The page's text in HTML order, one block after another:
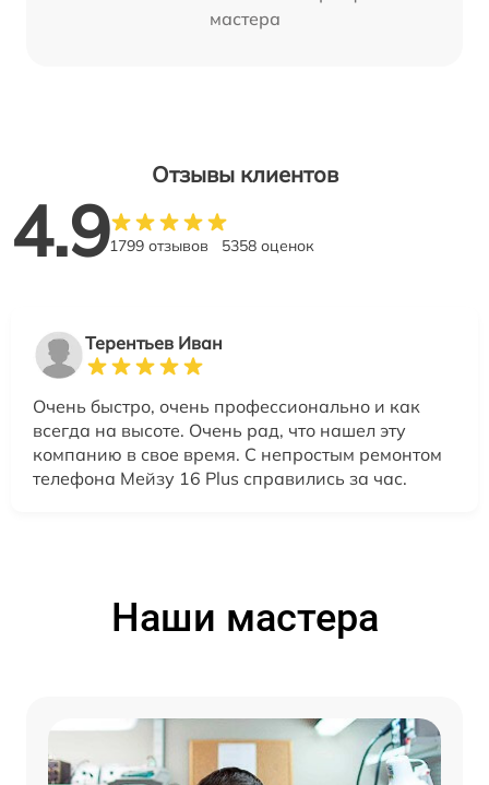
мастера
Отзывы клиентов
4.91799 отзывов 5358 оценок
Терентьев Иван
Очень быстро, очень профессионально и как
всегда на высоте. Очень рад, что нашел эту
компанию в свое время. С непростым ремонтом
телефона Мейзу 16 Plus справились за час.
Наши мастера